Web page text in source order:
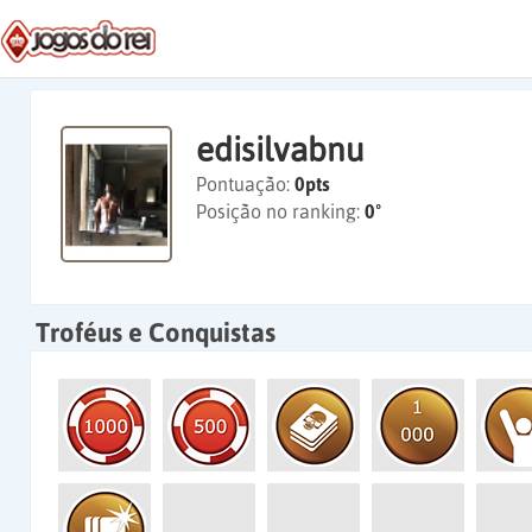
edisilvabnu
Pontuação: 0pts
Posição no ranking: 0º
Troféus e Conquistas